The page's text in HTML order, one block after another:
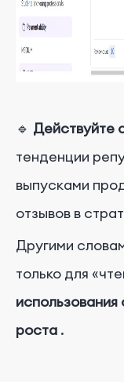
🔹 Действуйте
тенденции
выпусками
отзывов в
Другими
только для
использования
роста .